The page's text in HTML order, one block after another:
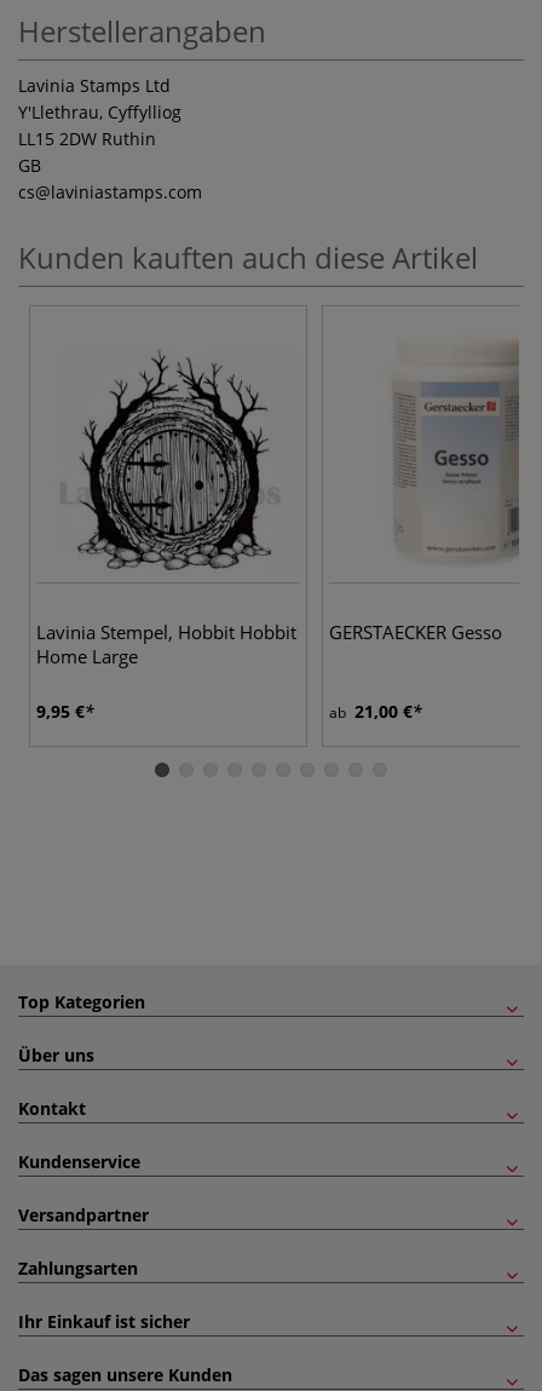
Herstellerangaben
Lavinia Stamps Ltd
Y'Llethrau, Cyffylliog
LL15 2DW Ruthin
GB
cs@laviniastamps.com
Kunden kauften auch diese Artikel
Lavinia Stempel, Hobbit Hobbit
Home Large
9,95 €
GERSTAECKER Gesso
ab 21,00 €
Top Kategorien
Über uns
Kontakt
Kundenservice
Versandpartner
Zahlungsarten
Ihr Einkauf ist sicher
Das sagen unsere Kunden